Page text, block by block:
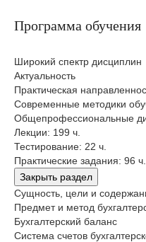
Программа обучения
Широкий спектр дисциплин
Актуальность
Практическая
Современные методики
Общепрофессиональные
Лекции: 199 ч.
Тестирование: 22 ч.
Практические задания: 96 ч.
Закрыть раздел
Сущность, цели и
Предмет и метод
Бухгалтерский баланс
Система счетов